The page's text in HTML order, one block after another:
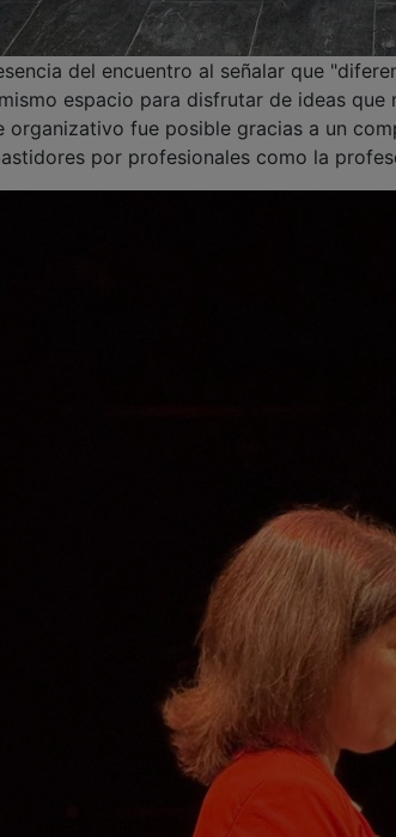
del encuentro al señalar que
espacio para disfrutar de ideas
organizativo fue posible gracias a un
por profesionales como la